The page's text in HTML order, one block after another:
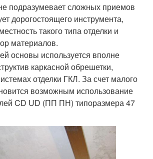
подразумевает сложных приемов
дорогостоящего инструмента,
такого типа отделки и
материалов.
основы используется вполне
каркасной обрешетки,
отделки ГКЛ. За счет малого
возможным использование
CD UD (ПП ПН) типоразмера 47